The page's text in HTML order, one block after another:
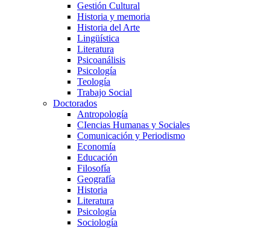
Gestión Cultural
Historia y memoria
Historia del Arte
Lingüística
Literatura
Psicoanálisis
Psicología
Teología
Trabajo Social
Doctorados
Antropología
CIencias Humanas y Sociales
Comunicación y Periodismo
Economía
Educación
Filosofía
Geografía
Historia
Literatura
Psicología
Sociología